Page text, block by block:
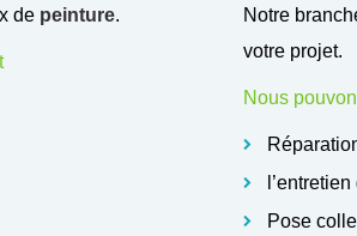
de peinture.
Notre
votre projet.
Nous
Pose colle